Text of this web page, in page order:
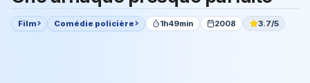
Film Comédie policière 1h49min 2008 3.7/5